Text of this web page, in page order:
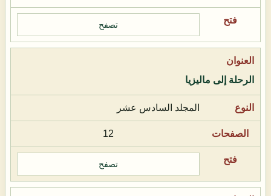
تصفح
الرحلة إلى ماليزيا
المجلد السادس عشر
12
تصفح